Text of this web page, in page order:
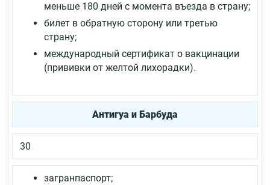
меньше 180 дней с момента въезда в страну;
билет в обратную сторону или третью
страну;
международный сертификат о вакцинации
(прививки от желтой лихорадки).
Антигуа и Барбуда
30
загранпаспорт;